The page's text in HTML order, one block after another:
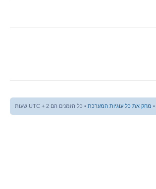
• מחק את כל עוגיות המערכת • כל הזמנים הם UTC + 2 שעות